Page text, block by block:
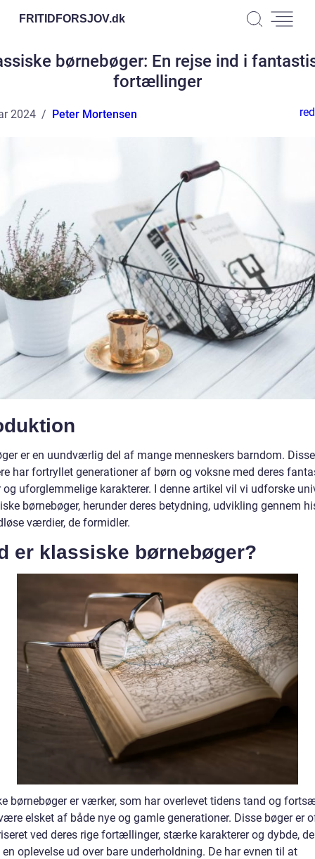
FRITIDFORSJOV.dk
børnebøger: En rejse ind i
fortællinger
2024 Peter Mortensen
er en uundværlig del af mange menneskers barndom. Disse
har fortryllet generationer af børn og voksne med deres
og uforglemmelige karakterer. I denne artikel vil vi udforske
børnebøger, herunder deres betydning, udvikling gennem
værdier, de formidler.
er klassiske børnebøger?
børnebøger er værker, som har overlevet tidens tand og
elsket af både nye og gamle generationer. Disse bøger er
ved deres rige fortællinger, stærke karakterer og dybde,
oplevelse ud over bare underholdning. De har evnen til at